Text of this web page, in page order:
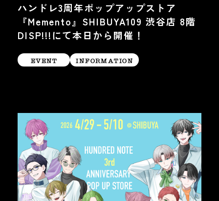
ハンドレ3周年ポップアップストア
『Memento』SHIBUYA109 渋谷店 8階
DISP!!!にて本日から開催！
EVENT INFORMATION